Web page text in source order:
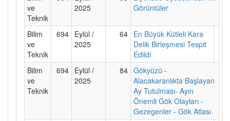
ve
Teknik
2025
Görüntüler
Bilim
ve
Teknik
694 Eylül /
2025
64 En Büyük Kütleli Kara
Delik Birleşmesi Tespit
Edildi
Bilim
ve
Teknik
694 Eylül /
2025
84 Gökyüzü -
Alacakaranlıkta Başlayan
Ay Tutulması- Ayın
Önemli Gök Olayları -
Gezegenler - Gök Atlası